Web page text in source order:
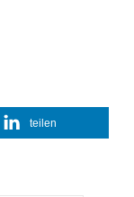
teilen